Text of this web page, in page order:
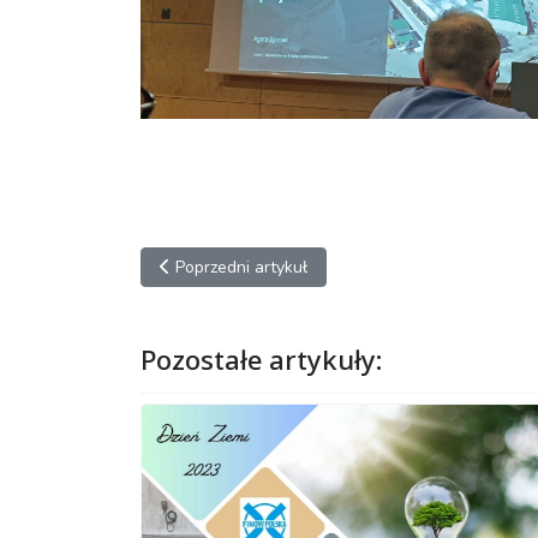
Poprzedni artykuł: Jubileusz 100-lecia firmy
Poprzedni artykuł
Pozostałe artykuły: